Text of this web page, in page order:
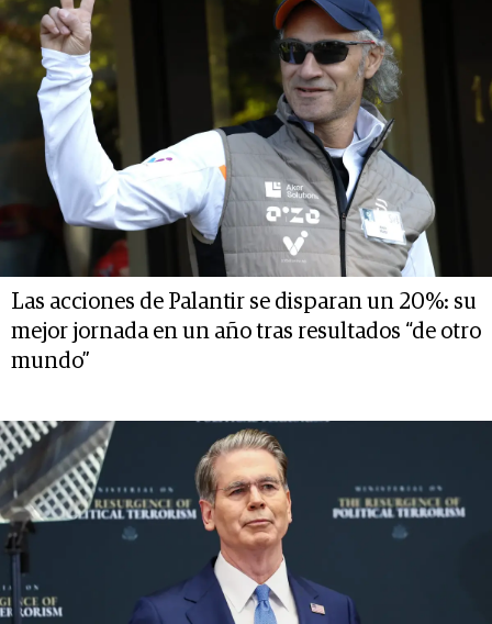
Las acciones de Palantir se disparan un 20%: su
mejor jornada en un año tras resultados “de otro
mundo”